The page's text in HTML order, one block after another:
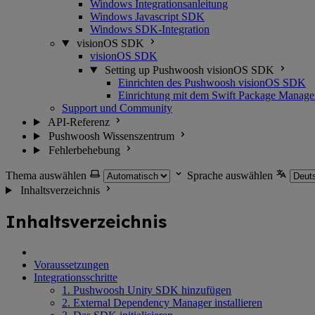
Windows Integrationsanleitung
Windows Javascript SDK
Windows SDK-Integration
visionOS SDK
visionOS SDK
Setting up Pushwoosh visionOS SDK
Einrichten des Pushwoosh visionOS SDK
Einrichtung mit dem Swift Package
Support und Community
API-Referenz
Pushwoosh Wissenszentrum
Fehlerbehebung
Thema auswählen
Sprache auswählen
Inhaltsverzeichnis
Inhaltsverzeichnis
Voraussetzungen
Integrationsschritte
1. Pushwoosh Unity SDK hinzufügen
2. External Dependency Manager installieren